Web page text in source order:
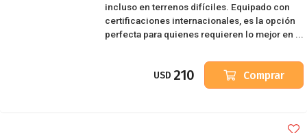
incluso en terrenos difíciles. Equipado con
certificaciones internacionales, es la opción
perfecta para quienes requieren lo mejor en ...
USD 210 Comprar